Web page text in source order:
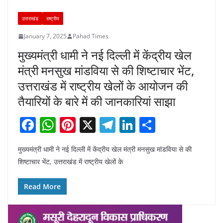
उत्तराखंड राष्ट्रीय
January 7, 2025 Pahad Times
मुख्यमंत्री धामी ने नई दिल्ली में केंद्रीय खेल
मंत्री मनसुख मांडविया से की शिष्टाचार भेंट,
उत्तराखंड में राष्ट्रीय खेलों के आयोजन की
तैयारियों के बारे में की जानकारियां साझा
F
a
c
e
b
o
W
h
at
s
A
p
Pi
nt
er
X T
el
e
m
Li
k
n
h
ar
मुख्यमंत्री धामी ने नई दिल्ली में केंद्रीय खेल मंत्री मनसुख मांडविया से की
शिष्टाचार भेंट, उत्तराखंड में राष्ट्रीय खेलों के
Read More